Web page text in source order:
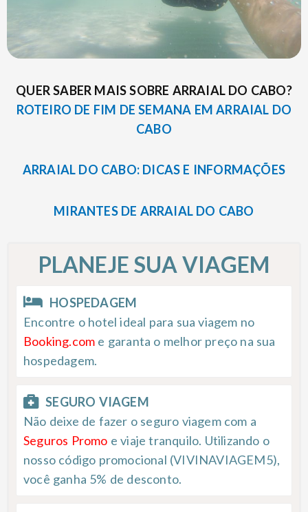
QUER SABER MAIS SOBRE ARRAIAL DO CABO?
ROTEIRO DE FIM DE SEMANA EM ARRAIAL DO
CABO
ARRAIAL DO CABO: DICAS E INFORMAÇÕES
MIRANTES DE ARRAIAL DO CABO
PLANEJE SUA VIAGEM
HOSPEDAGEM
Encontre o hotel ideal para sua viagem no
Booking.com e garanta o melhor preço na sua
hospedagem.
SEGURO VIAGEM
Não deixe de fazer o seguro viagem com a
Seguros Promo e viaje tranquilo. Utilizando o
nosso código promocional (VIVINAVIAGEM5),
você ganha 5% de desconto.